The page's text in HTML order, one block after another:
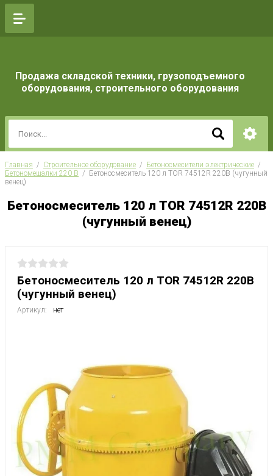
Продажа складской техники, грузоподъемного
оборудования, строительного оборудования
Главная
  /
Строительное оборудование
  /
Бетоносмесители электрические
Бетономешалки 220 В
  /  Бетоносмеситель 120 л TOR 74512R 220В (чугунный
венец)
Бетоносмеситель 120 л TOR 74512R 220В
(чугунный венец)
Бетоносмеситель 120 л TOR 74512R 220В
(чугунный венец)
Артикул: нет